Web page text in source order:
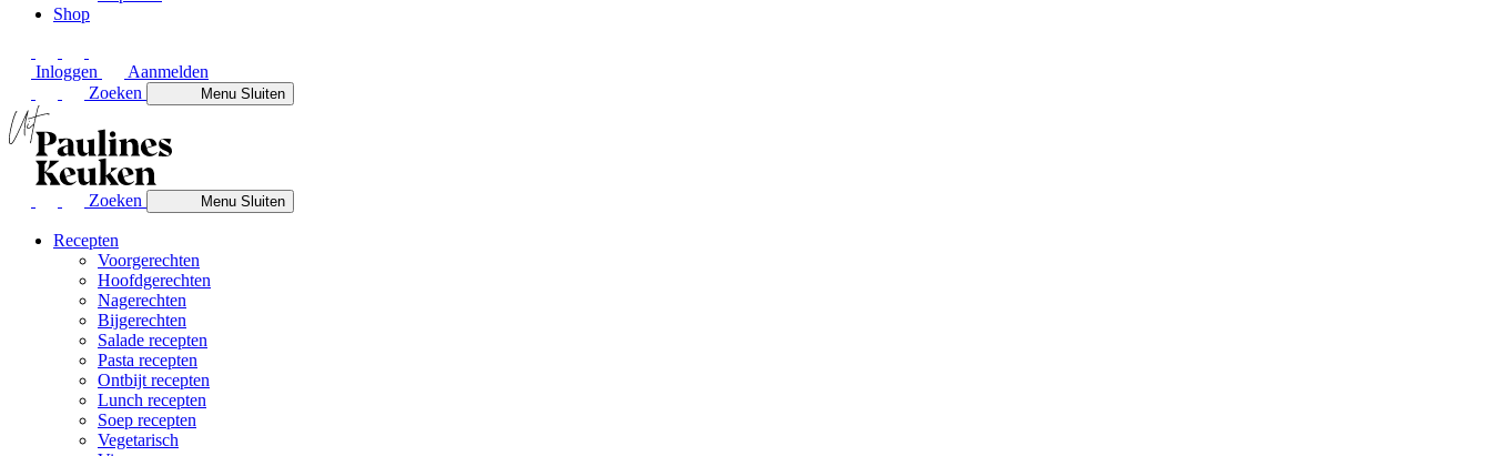
Shop
Inloggen
Aanmelden
Zoeken
MenuSluiten
Zoeken MenuSluiten
Recepten
Voorgerechten
Hoofdgerechten
Nagerechten
Bijgerechten
Salade recepten
Pasta recepten
Ontbijt recepten
Lunch recepten
Soep recepten
Vegetarisch